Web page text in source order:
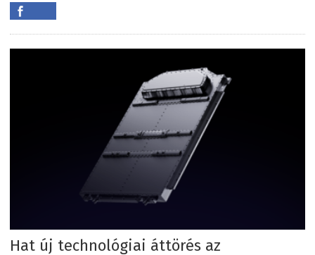
Hat új technológiai áttörés az